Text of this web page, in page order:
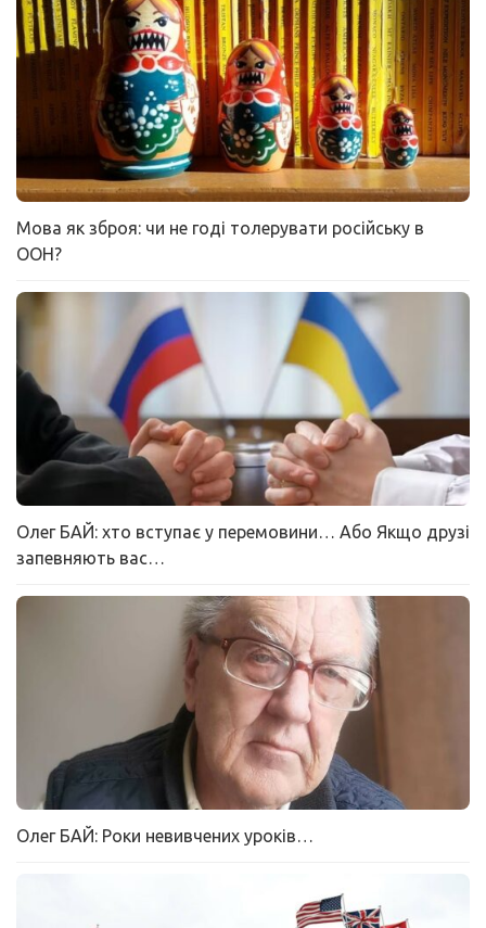
Мова як зброя: чи не годі толерувати російську в
ООН?
Олег БАЙ: хто вступає у перемовини… Або Якщо друзі
запевняють вас…
Олег БАЙ: Роки невивчених уроків…